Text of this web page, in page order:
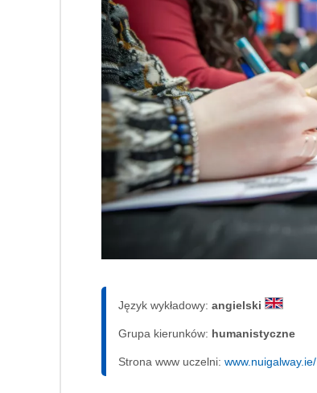
Język wykładowy: angielski
Grupa kierunków: humanistyczne
Strona www uczelni: www.nuigalway.ie/